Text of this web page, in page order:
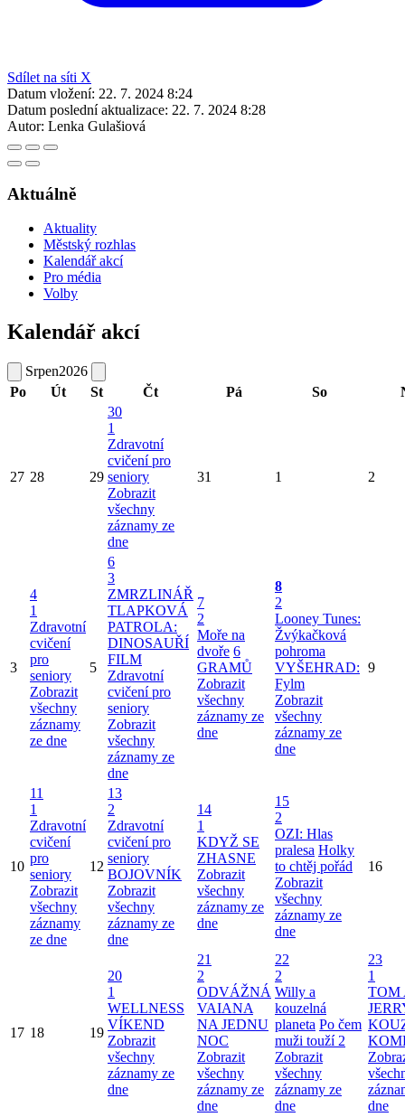
Sdílet na síti X
Datum vložení: 22. 7. 2024 8:24
Datum poslední aktualizace: 22. 7. 2024 8:28
Autor: Lenka Gulašiová
Aktuálně
Aktuality
Městský rozhlas
Kalendář akcí
Pro média
Volby
Kalendář akcí
Srpen2026
Po
Út St Čt Pá So
27 28 29
30
1
Zdravotní
cvičení pro
seniory
Zobrazit
všechny
záznamy ze
dne
31 1 2
3
4
1
Zdravotní
cvičení
pro
seniory
Zobrazit
všechny
záznamy
ze dne
5
6
3
ZMRZLINÁŘ
TLAPKOVÁ
PATROLA:
DINOSAUŘÍ
FILM
Zdravotní
cvičení pro
seniory
Zobrazit
všechny
záznamy ze
dne
7
2
Moře na
dvoře 6
GRAMŮ
Zobrazit
všechny
záznamy ze
dne
8
2
Looney Tunes:
Žvýkačková
pohroma
VYŠEHRAD:
Fylm
Zobrazit
všechny
záznamy ze
dne
9
10
11
1
Zdravotní
cvičení
pro
seniory
Zobrazit
všechny
záznamy
ze dne
12
13
2
Zdravotní
cvičení pro
seniory
BOJOVNÍK
Zobrazit
všechny
záznamy ze
dne
14
1
KDYŽ SE
ZHASNE
Zobrazit
všechny
záznamy ze
dne
15
2
OZI: Hlas
pralesa Holky
to chtěj pořád
Zobrazit
všechny
záznamy ze
dne
16
17 18 19
20
1
WELLNESS
VÍKEND
Zobrazit
všechny
záznamy ze
dne
21
2
ODVÁŽNÁ
VAIANA
NA JEDNU
NOC
Zobrazit
všechny
záznamy ze
dne
22
2
Willy a
kouzelná
planeta Po čem
muži touží 2
Zobrazit
všechny
záznamy ze
dne
23
1
TOM
dne